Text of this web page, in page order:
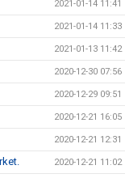
2021-01-14 11:41
2021-01-14 11:33
2021-01-13 11:42
2020-12-30 07:56
2020-12-29 09:51
2020-12-21 16:05
2020-12-21 12:31
2020-12-21 11:02